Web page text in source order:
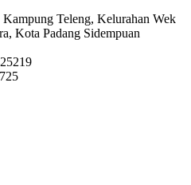
Teleng, Kelurahan Wek
Kota Padang Sidempuan